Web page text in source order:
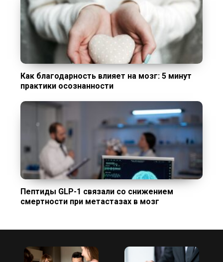
Как благодарность влияет на мозг: 5 минут
практики осознанности
Пептиды GLP-1 связали со снижением
смертности при метастазах в мозг